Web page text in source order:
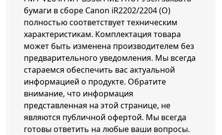
бумаги в сборе Canon iR2202/2204 (O)
полностью соответствует техническим
характеристикам. Комплектация товара
может быть изменена производителем без
предварительного уведомления. Мы всегда
стараемся обеспечить вас актуальной
информацией о продукте. Обратите
внимание, что информация
представленная на этой странице, не
являются публичной офертой. Мы всегда
готовы ответить на любые ваши вопросы.